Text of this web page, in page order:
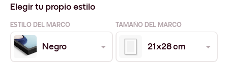
Elegir tu propio estilo
ESTILO DEL MARCO TAMAÑO DEL MARCO
Negro 21x28 cm